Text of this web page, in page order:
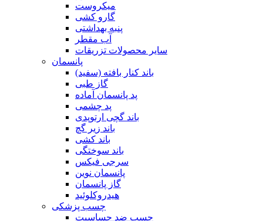
میکروست
گارو کشی
پنبه بهداشتی
آب مقطر
سایر محصولات تزریقات
پانسمان
باند کنار بافته (سفید)
گاز طبی
پد پانسمان آماده
پد چشمی
باند گچی ارتوپدی
باند زیر گچ
باند کشی
باند سوختگی
سرجی فیکس
پانسمان نوین
گاز پانسمان
هیدروکلوئید
چسب پزشکی
چسب ضد حساسیت